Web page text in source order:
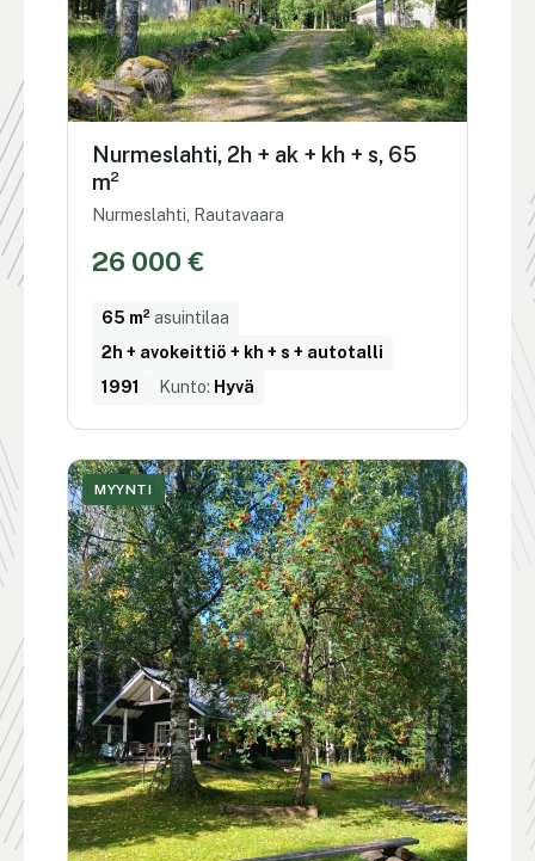
Nurmeslahti, 2h + ak + kh + s, 65
m²
Nurmeslahti, Rautavaara
26 000 €
65 m² asuintilaa
2h + avokeittiö + kh + s + autotalli
1991
Kunto: Hyvä
MYYNTI